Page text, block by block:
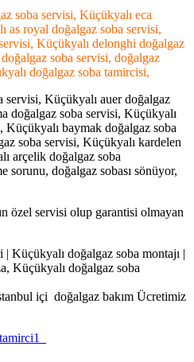
soba servisi, Küçükyalı eca
as royal doğalgaz soba servisi,
Küçükyalı delonghi doğalgaz
soba servisi, doğalgaz
doğalgaz soba tamircisi,
servisi, Küçükyalı auer doğalgaz
doğalgaz soba servisi, Küçükyalı
Küçükyalı baymak doğalgaz soba
soba servisi, Küçükyalı kardelen
arçelik doğalgaz soba
sorunu, doğalgaz sobası sönüyor,
özel servisi olup garantisi olmayan
Küçükyalı doğalgaz soba montajı |
Küçükyalı doğalgaz soba
içi doğalgaz bakım Ücretimiz